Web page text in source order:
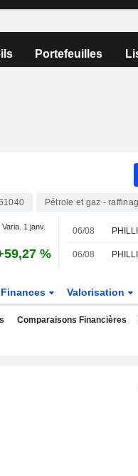
Portefeuilles
Pétrole et gaz -
Varia. 1 janv.
%
06/08
06/08
Finances Valorisation
Comparaisons Financières